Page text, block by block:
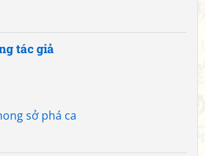
tác giả
sở phá ca